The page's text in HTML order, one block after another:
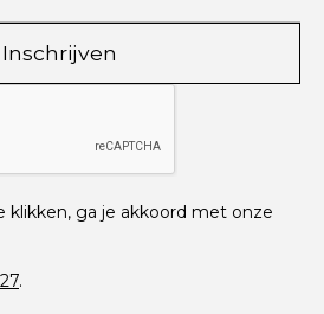
klikken, ga je akkoord met onze
.